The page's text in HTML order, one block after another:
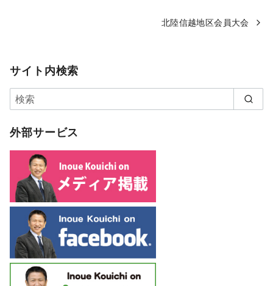
北陸信越地区会員大会
サイト内検索
外部サービス